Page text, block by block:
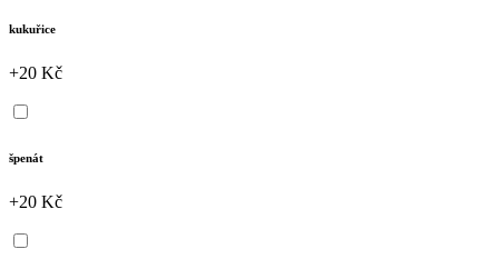
kukuřice
+20 Kč
špenát
+20 Kč